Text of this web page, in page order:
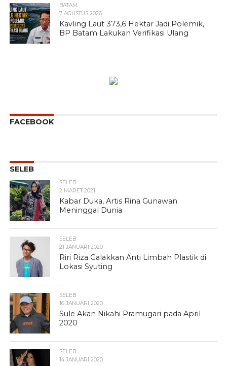
BATAM
7 AGUSTUS 2026
Kavling Laut 373,6 Hektar Jadi Polemik,
BP Batam Lakukan Verifikasi Ulang
FACEBOOK
SELEB
SELEB
2 MARET 2021
Kabar Duka, Artis Rina Gunawan
Meninggal Dunia
SELEB
21 JANUARI 2020
Riri Riza Galakkan Anti Limbah Plastik di
Lokasi Syuting
SELEB
16 JANUARI 2020
Sule Akan Nikahi Pramugari pada April
2020
SELEB
14 JANUARI 2020